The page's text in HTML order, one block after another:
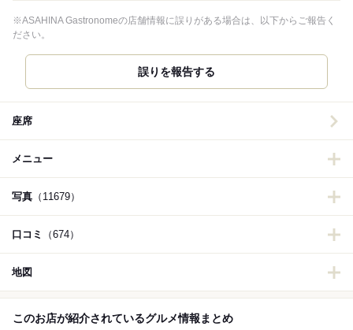
※ASAHINA Gastronomeの店舗情報に誤りがある場合は、以下からご報告く
ださい。
誤りを報告する
座席
メニュー
写真 （11679）
口コミ （674）
地図
このお店が紹介されているグルメ情報まとめ